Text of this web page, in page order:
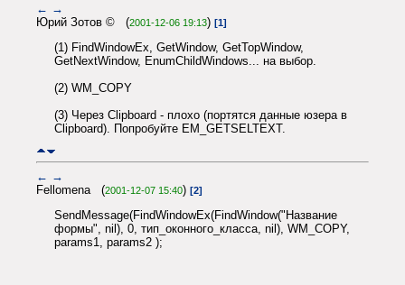
← →
Юрий Зотов © (2001-12-06 19:13) [1]
(1) FindWindowEx, GetWindow, GetTopWindow,
GetNextWindow, EnumChildWindows... на выбор.
(2) WM_COPY
(3) Через Clipboard - плохо (портятся данные юзера в
Clipboard). Попробуйте EM_GETSELTEXT.
← →
Fellomena (2001-12-07 15:40) [2]
SendMessage(FindWindowEx(FindWindow("Название
формы", nil), 0, тип_оконного_класса, nil), WM_COPY,
params1, params2 );